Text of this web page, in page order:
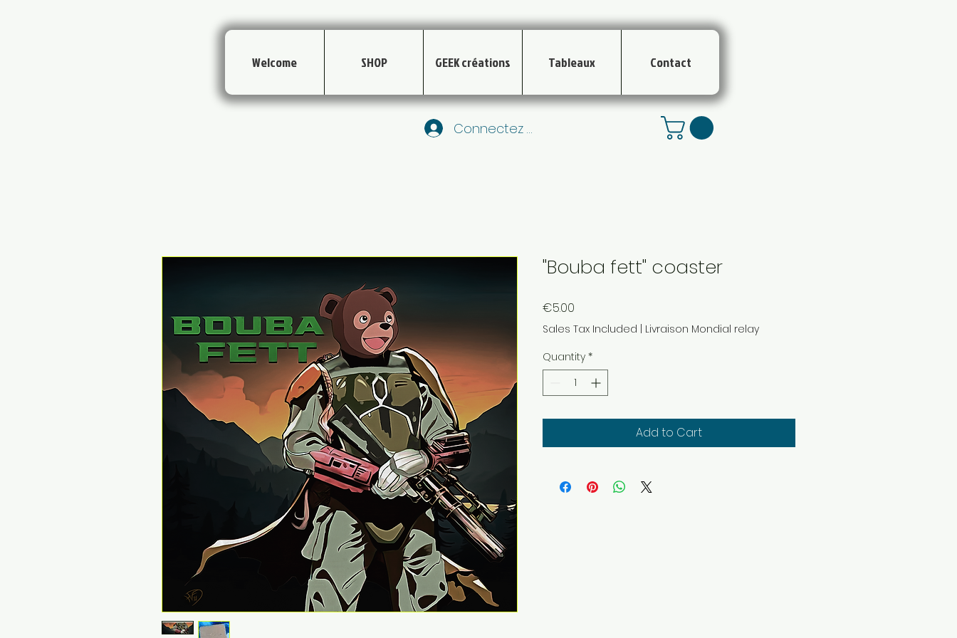
Welcome SHOP GEEK créations Tableaux Contact
Connectez vous
"Bouba fett" coaster
€5.00
Sales Tax Included
Livraison Mondial relay
Quantity *
Add to Cart